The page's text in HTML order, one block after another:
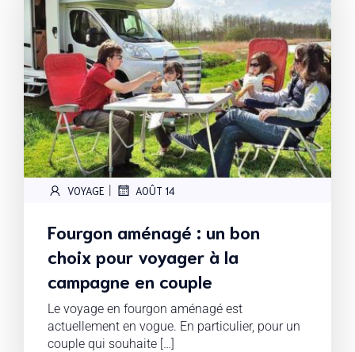
VOYAGE | AOÛT 14
Fourgon aménagé : un bon
choix pour voyager à la
campagne en couple
Le voyage en fourgon aménagé est
actuellement en vogue. En particulier, pour un
couple qui souhaite […]